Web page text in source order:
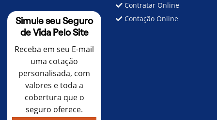
Simule seu Seguro
de Vida Pelo Site
Receba em seu E-mail
uma cotação
personalisada, com
valores e toda a
cobertura que o
seguro oferece.
Contratar Online
Contação Online